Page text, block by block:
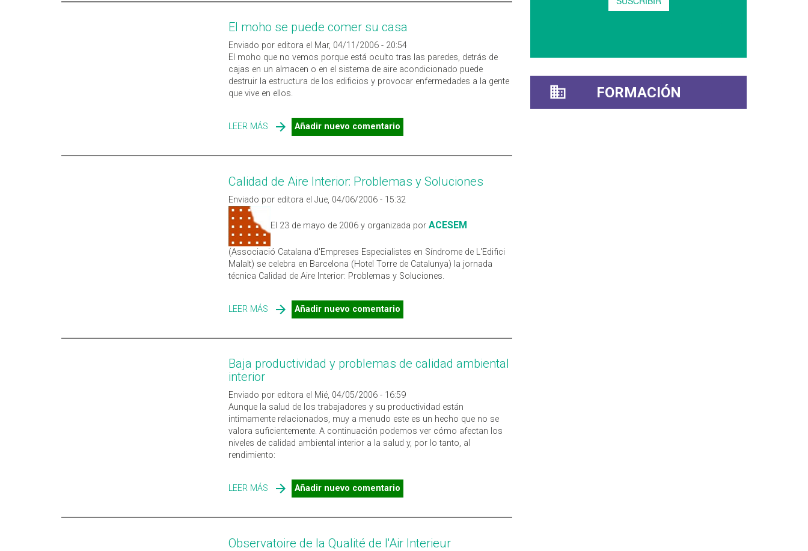
El moho se puede comer su casa
Enviado por editora el Mar, 04/11/2006 - 20:54
El moho que no vemos porque está oculto tras las paredes, detrás de
cajas en un almacen o en el sistema de aire acondicionado puede
destruir la estructura de los edificios y provocar enfermedades a la gente
que vive en ellos.
LEER MÁS SOBRE EL MOHO SE PUEDE COMER SU CASA
Añadir nuevo comentario
Calidad de Aire Interior: Problemas y Soluciones
Enviado por editora el Jue, 04/06/2006 - 15:32
El 23 de mayo de 2006 y organizada por ACESEM
(Associació Catalana d'Empreses Especialistes en Síndrome de L'Edifici
Malalt) se celebra en Barcelona (Hotel Torre de Catalunya) la jornada
técnica Calidad de Aire Interior: Problemas y Soluciones.
LEER MÁS SOBRE CALIDAD DE AIRE INTERIOR: PROBLEMAS Y SOLUCIONES
Añadir nuevo comentario
Baja productividad y problemas de calidad ambiental
interior
Enviado por editora el Mié, 04/05/2006 - 16:59
Aunque la salud de los trabajadores y su productividad están
intimamente relacionados, muy a menudo este es un hecho que no se
valora suficientemente. A continuación podemos ver cómo afectan los
niveles de calidad ambiental interior a la salud y, por lo tanto, al
rendimiento:
LEER MÁS SOBRE BAJA PRODUCTIVIDAD Y PROBLEMAS DE CALIDAD
AMBIENTAL INTERIOR
Añadir nuevo comentario
Observatoire de la Qualité de l'Air Interieur
FORMACIÓN